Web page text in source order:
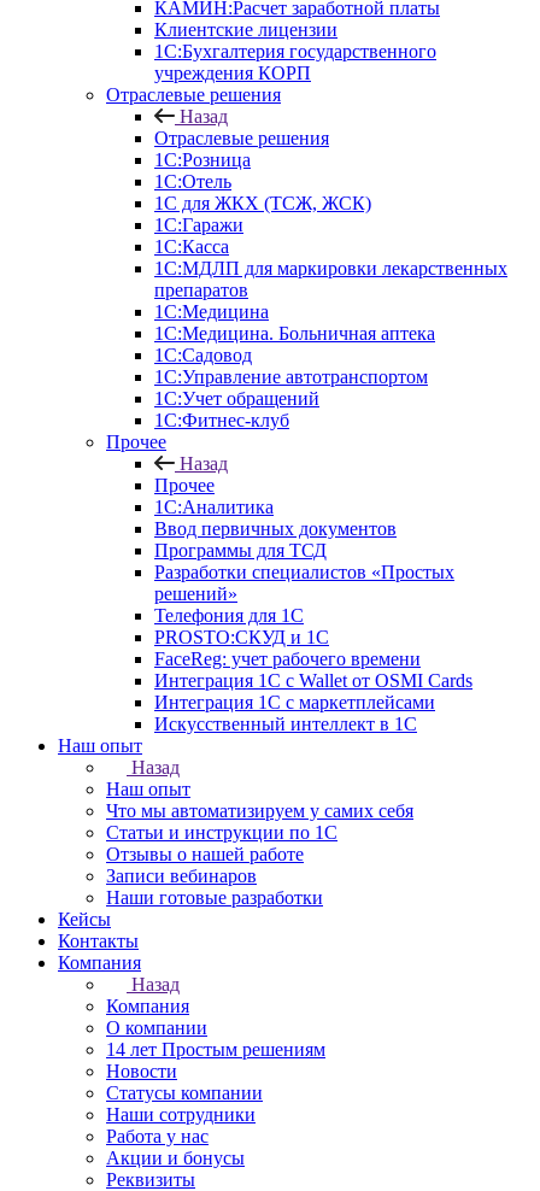
КАМИН:Расчет заработной платы
Клиентские лицензии
1С:Бухгалтерия государственного
учреждения КОРП
Отраслевые решения
Назад
Отраслевые решения
1С:Розница
1С:Отель
1С для ЖКХ (ТСЖ, ЖСК)
1С:Гаражи
1С:Касса
1С:МДЛП для маркировки лекарственных
препаратов
1С:Медицина
1С:Медицина. Больничная аптека
1С:Садовод
1С:Управление автотранспортом
1С:Учет обращений
1С:Фитнес-клуб
Прочее
Назад
Прочее
1С:Аналитика
Ввод первичных документов
Программы для ТСД
Разработки специалистов «Простых
решений»
Телефония для 1С
PROSTO:СКУД и 1С
FaceReg: учет рабочего времени
Интеграция 1С с Wallet от OSMI Cards
Интеграция 1С с маркетплейсами
Искусственный интеллект в 1С
Наш опыт
Назад
Наш опыт
Что мы автоматизируем у самих себя
Статьи и инструкции по 1С
Отзывы о нашей работе
Записи вебинаров
Наши готовые разработки
Кейсы
Контакты
Компания
Назад
Компания
О компании
14 лет Простым решениям
Новости
Статусы компании
Наши сотрудники
Работа у нас
Акции и бонусы
Реквизиты